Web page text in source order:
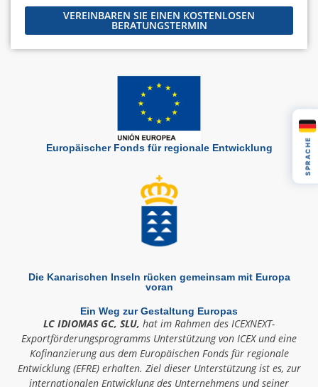
VEREINBAREN SIE EINEN KOSTENLOSEN
BERATUNGSTERMIN
Europäischer Fonds für regionale Entwicklung
Die Kanarischen Inseln rücken gemeinsam mit Europa
voran
Ein Weg zur Gestaltung Europas
LC IDIOMAS GC, SLU, hat im Rahmen des ICEXNEXT-
Exportförderungsprogramms Unterstützung von ICEX und eine
Kofinanzierung aus dem Europäischen Fonds für regionale
Entwicklung (EFRE) erhalten. Ziel dieser Unterstützung ist es, zur
internationalen Entwicklung des Unternehmens und seiner
SPRACHE